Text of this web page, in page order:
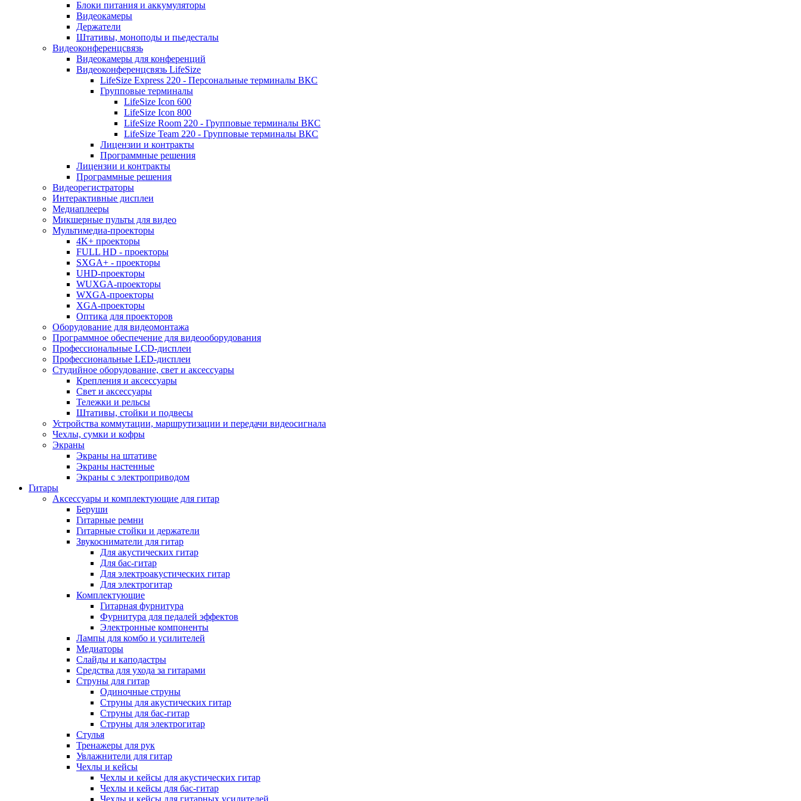
Блоки питания и аккумуляторы
Видеокамеры
Держатели
Штативы, моноподы и пьедесталы
Видеоконференцсвязь
Видеокамеры для конференций
Видеоконференцсвязь LifeSize
LifeSize Express 220 - Персональные терминалы ВКС
Групповые терминалы
LifeSize Icon 600
LifeSize Icon 800
LifeSize Room 220 - Групповые терминалы ВКС
LifeSize Team 220 - Групповые терминалы ВКС
Лицензии и контракты
Программные решения
Лицензии и контракты
Программные решения
Видеорегистраторы
Интерактивные дисплеи
Медиаплееры
Микшерные пульты для видео
Мультимедиа-проекторы
4K+ проекторы
FULL HD - проекторы
SXGA+ - проекторы
UHD-проекторы
WUXGA-проекторы
WXGA-проекторы
XGA-проекторы
Оптика для проекторов
Оборудование для видеомонтажа
Программное обеспечение для видеооборудования
Профессиональные LCD-дисплеи
Профессиональные LED-дисплеи
Студийное оборудование, свет и аксессуары
Крепления и аксессуары
Свет и аксессуары
Тележки и рельсы
Штативы, стойки и подвесы
Устройства коммутации, маршрутизации и передачи видеосигнала
Чехлы, сумки и кофры
Экраны
Экраны на штативе
Экраны настенные
Экраны с электроприводом
Гитары
Аксессуары и комплектующие для гитар
Беруши
Гитарные ремни
Гитарные стойки и держатели
Звукосниматели для гитар
Для акустических гитар
Для бас-гитар
Для электроакустических гитар
Для электрогитар
Комплектующие
Гитарная фурнитура
Фурнитура для педалей эффектов
Электронные компоненты
Лампы для комбо и усилителей
Медиаторы
Слайды и каподастры
Средства для ухода за гитарами
Струны для гитар
Одиночные струны
Струны для акустических гитар
Струны для бас-гитар
Струны для электрогитар
Стулья
Тренажеры для рук
Увлажнители для гитар
Чехлы и кейсы
Чехлы и кейсы для акустических гитар
Чехлы и кейсы для бас-гитар
Чехлы и кейсы для гитарных усилителей